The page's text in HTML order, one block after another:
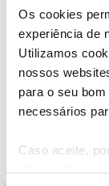
Os cookies
experiência de
Utilizamos
nossos
para o seu
necessários
Caso aceite,
Estamos sempre
Obrigada
Ajude a
como "Melhor
Siga os perfis da